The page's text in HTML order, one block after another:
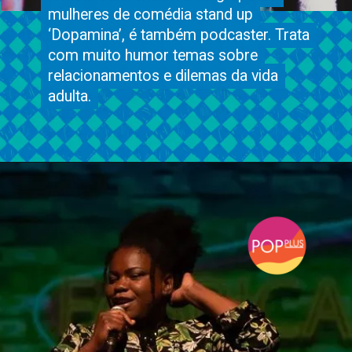
mulheres de comédia stand up
‘Dopamina’, é também podcaster. Trata
com muito humor temas sobre
relacionamentos e dilemas da vida
adulta.
mulheres de comédia stand up
‘Dopamina’, é também podcaster. Trata
com muito humor temas sobre
relacionamentos e dilemas da vida
adulta.